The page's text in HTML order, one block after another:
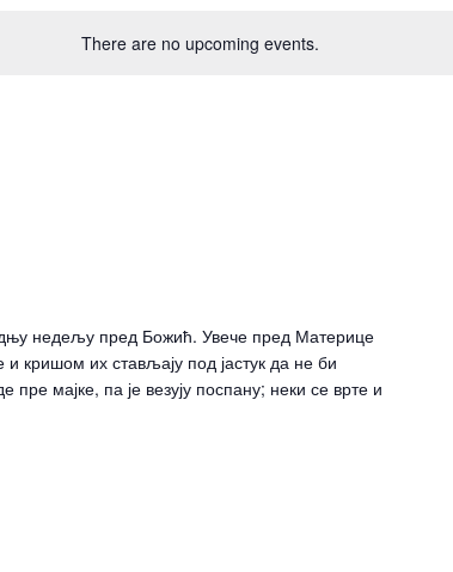
There are no upcoming events.
недељу пред Божић. Увече пред Материце
кришом их стављају под јастук да не би
мајке, па је везују поспану; неки се врте и